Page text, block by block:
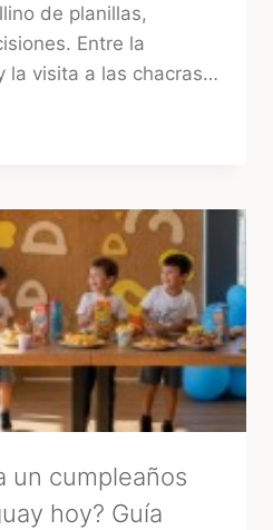
de planillas,
Entre la
la visita a las chacras…
un cumpleaños
hoy? Guía